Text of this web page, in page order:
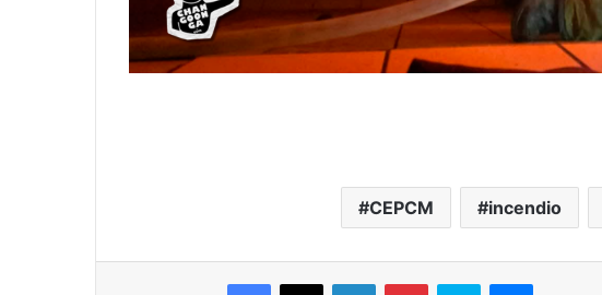
CEPCM incendio
Facebook
X LinkedInPinterestSkype Messenger